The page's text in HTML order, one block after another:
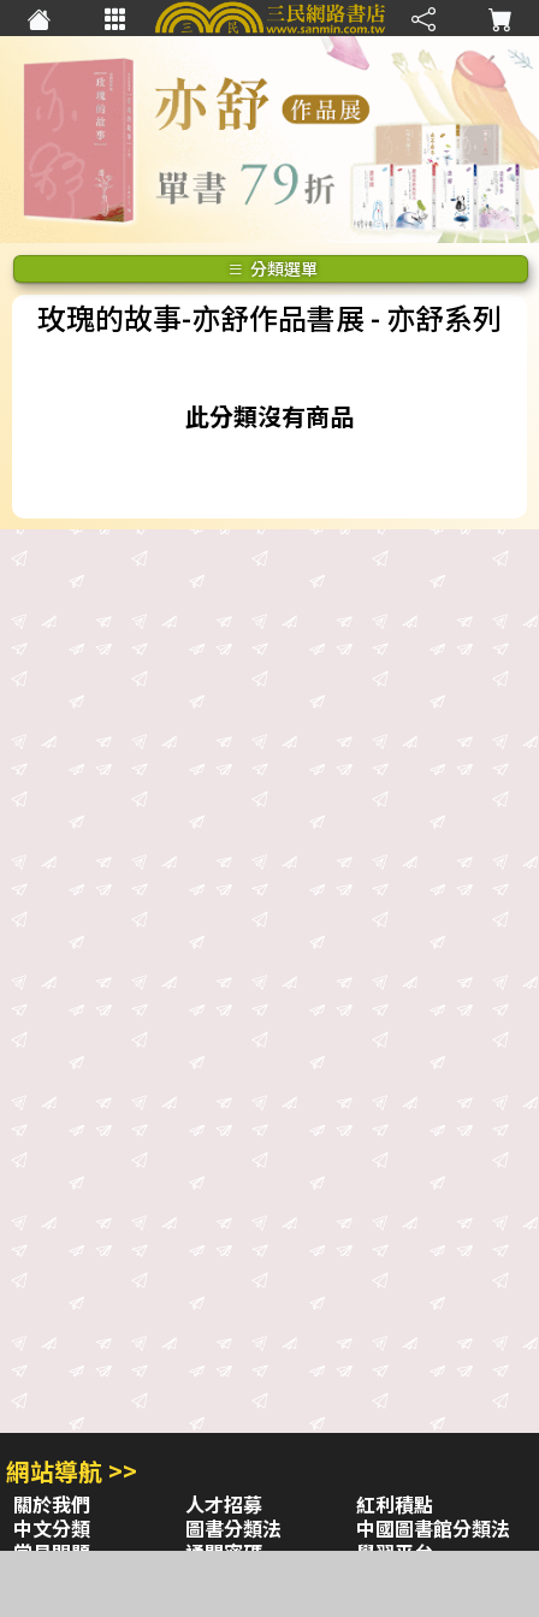
分類選單
玫瑰的故事-亦舒作品書展 - 亦舒系列
此分類沒有商品
網站導航 >>
關於我們 人才招募
紅利積點
中文分類
圖書分類法
中國圖書館分類法
常見問題
通關密碼
學習平台